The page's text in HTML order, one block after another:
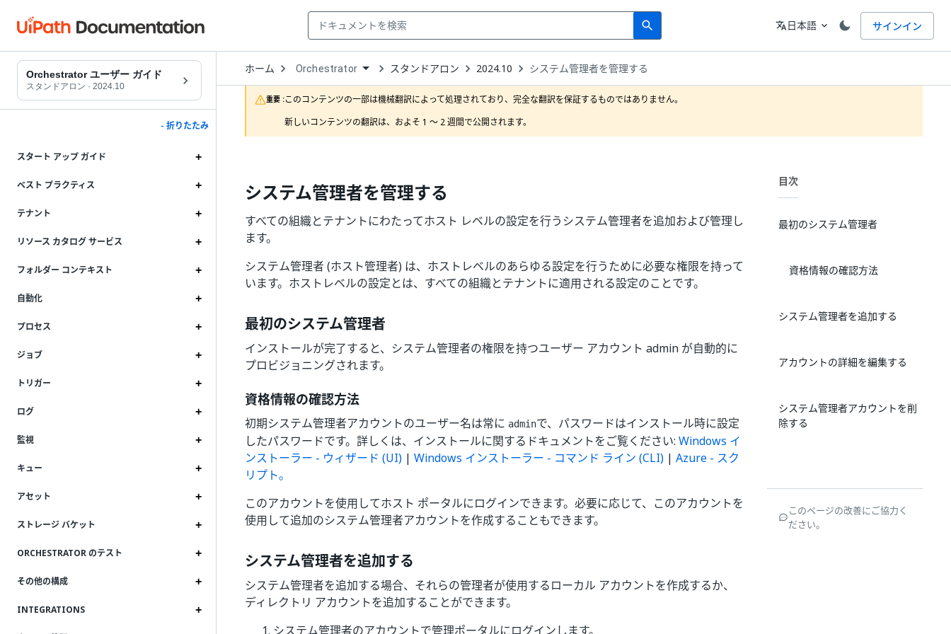
search
Search 言語
translate日本語 expand_more サインイン
Orchestrator ユーザー ガイド
スタンドアロン · 2024.10
- 折りたたみ
スタート アップ ガイド
ベスト プラクティス
テナント
リソース カタログ サービス
フォルダー コンテキスト
自動化
プロセス
ジョブ
トリガー
ログ
監視
キュー
アセット
ストレージ バケット
ORCHESTRATOR のテスト
その他の構成
INTEGRATIONS
ホーム Open
Dropdown
to
choose
product
Orchestrator スタンドアロン 2024.10 システム管理者を管理する
重要 :このコンテンツの一部は機械翻訳によって処理されており、完全な翻訳を保証するものではありません。
新しいコンテンツの翻訳は、およそ 1 ～ 2 週間で公開されます。
システム管理者を管理する
すべての組織とテナントにわたってホスト レベルの設定を行うシステム管理者を追加および管理し
ます。
システム管理者 (ホスト管理者) は、ホストレベルのあらゆる設定を行うために必要な権限を持って
います。ホストレベルの設定とは、すべての組織とテナントに適用される設定のことです。
最初のシステム管理者
インストールが完了すると、システム管理者の権限を持つユーザー アカウント admin が自動的に
プロビジョニングされます。
資格情報の確認方法
初期システム管理者アカウントのユーザー名は常に adminで、パスワードはインストール時に設定
したパスワードです。詳しくは、インストールに関するドキュメントをご覧ください: Windows イ
ンストーラー - ウィザード (UI) | Windows インストーラー - コマンド ライン (CLI) | Azure - スク
リプト。
このアカウントを使用してホスト ポータルにログインできます。必要に応じて、このアカウントを
使用して追加のシステム管理者アカウントを作成することもできます。
システム管理者を追加する
システム管理者を追加する場合、それらの管理者が使用するローカル アカウントを作成するか、
ディレクトリ アカウントを追加することができます。
システム管理者のアカウントで管理ポータルにログインします。
目次
最初のシステム管理者
資格情報の確認方法
システム管理者を追加する
アカウントの詳細を編集する
システム管理者アカウントを削
除する
このページの改善にご協力く
ださい。